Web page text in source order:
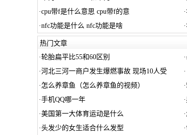
·cpu带f是什么意思 cpu带f的意 ·
·nfc功能是什么 nfc功能是啥 ·
热门文章
·轮胎扁平比55和60区别 ·
·河北三河一商户发生爆燃事故 现场10人受 ·
· 怎么养章鱼（怎么养章鱼的视频） ·
·手机QQ哪一年 ·
·美国第一大体育运动是什么 ·
·头发少的女生适合什么发型 ·